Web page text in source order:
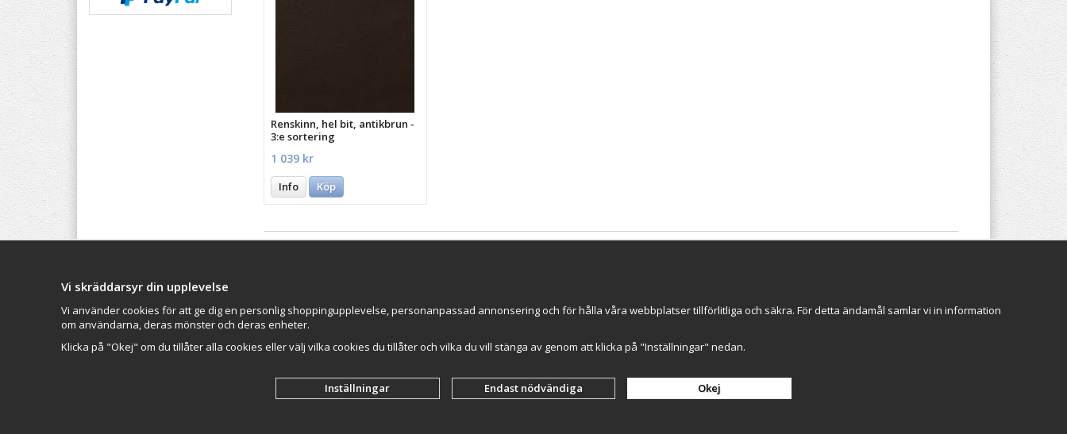
Renskinn, hel bit, antikbrun -
3:e sortering
1 039 kr
Info Köp
Balticproducts.eu- Your
Northern European online
storesince 2007
Anmäl mig
VAMOS Commerce AB
Organisationsnummer: 559502-0453
Drift & produktion:Wikinggruppen
Vi skräddarsyr din upplevelse
Vi använder cookies för att ge dig en personlig shoppingupplevelse, personanpassad annonsering och för hålla våra webbplatser tillförlitliga och säkra. För detta ändamål samlar vi in information
om användarna, deras mönster och deras enheter.
Klicka på "Okej" om du tillåter alla cookies eller välj vilka cookies du tillåter och vilka du vill stänga av genom att klicka på "Inställningar" nedan.
Inställningar Endast nödvändiga Okej